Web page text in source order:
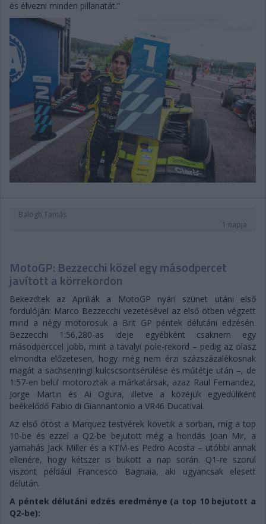
és élvezni minden pillanatát.”
Balogh Tamás
1 napja
MotoGP: Bezzecchi közel egy másodpercet
javított a körrekordon
Bekezdtek az Apriliák a MotoGP nyári szünet utáni első
fordulóján: Marco Bezzecchi vezetésével az első ötben végzett
mind a négy motorosuk a Brit GP péntek délutáni edzésén.
Bezzecchi 1:56,280-as ideje egyébként csaknem egy
másodperccel jobb, mint a tavalyi pole-rekord – pedig az olasz
elmondta előzetesen, hogy még nem érzi százszázalékosnak
magát a sachsenringi kulcscsontsérülése és műtétje után –, de
1:57-en belül motoroztak a márkatársak, azaz Raul Fernandez,
Jorge Martin és Ai Ogura, illetve a közéjük egyedüliként
beékelődő Fabio di Giannantonio a VR46 Ducatival.
Az első ötöst a Marquez testvérek követik a sorban, míg a top
10-be és ezzel a Q2-be bejutott még a hondás Joan Mir, a
yamahás Jack Miller és a KTM-es Pedro Acosta – utóbbi annak
ellenére, hogy kétszer is bukott a nap során. Q1-re szorul
viszont például Francesco Bagnaia, aki ugyancsak elesett
délután.
A péntek délutáni edzés eredménye (a top 10 bejutott a
Q2-be):